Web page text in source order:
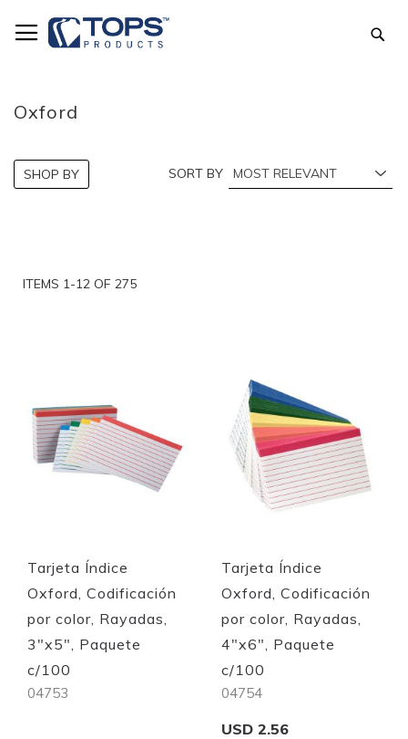
to
Content
Oxford
ITEMS 1-12 OF 275
SORT BY
Tarjeta Índice
Oxford, Codificación
por color, Rayadas,
3"x5", Paquete
c/100
04753
Tarjeta Índice
Oxford, Codificación
por color, Rayadas,
4"x6", Paquete
c/100
04754
USD 2.56
SHOP BY